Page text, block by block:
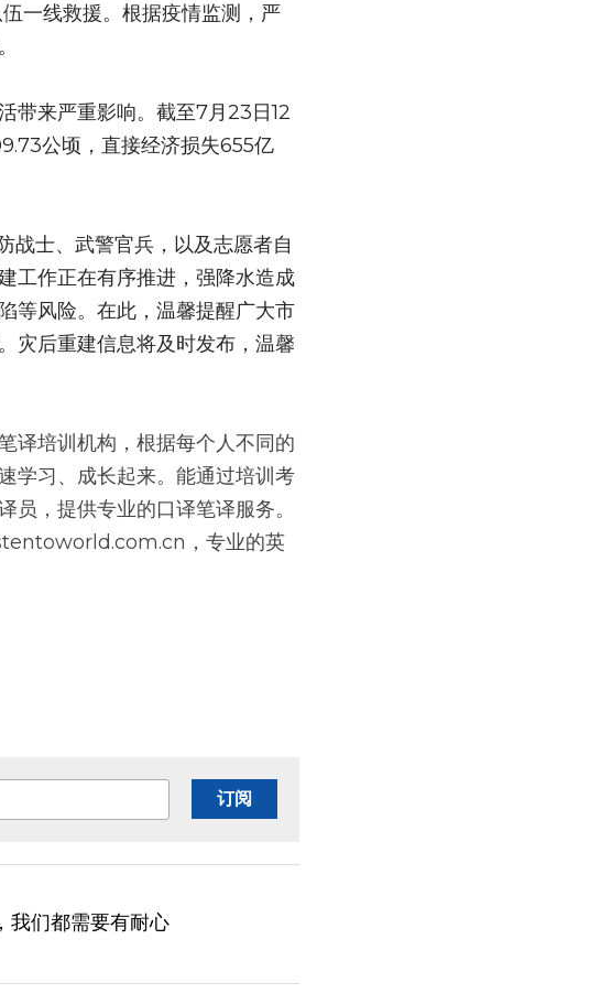
一线救援。根据疫情监测，严
带来严重影响。截至7月23日12
公顷，直接经济损失655亿
战士、武警官兵，以及志愿者自
工作正在有序推进，强降水造成
等风险。在此，温馨提醒广大市
灾后重建信息将及时发布，温馨
译培训机构，根据每个人不同的
学习、成长起来。能通过培训考
，提供专业的口译笔译服务。
，专业的英
订阅
我们都需要有耐心